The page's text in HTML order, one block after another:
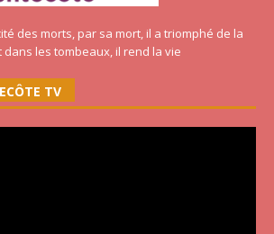
des morts, par sa mort, il a triomphé de la
dans les tombeaux, il rend la vie
TV